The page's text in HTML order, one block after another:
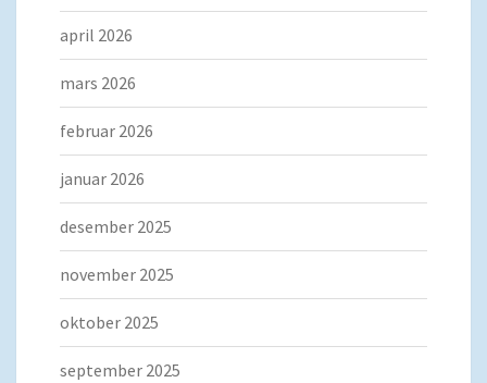
april 2026
mars 2026
februar 2026
januar 2026
desember 2025
november 2025
oktober 2025
september 2025